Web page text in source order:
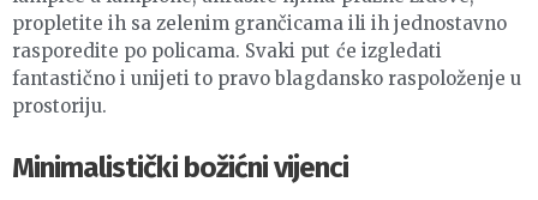
propletite ih sa zelenim grančicama ili ih jednostavno
rasporedite po policama. Svaki put će izgledati
fantastično i unijeti to pravo blagdansko raspoloženje u
prostoriju.
Minimalistički božićni vijenci